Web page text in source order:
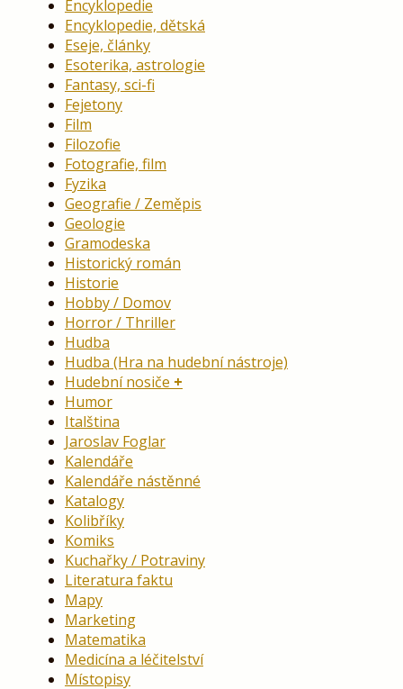
Encyklopedie
Encyklopedie, dětská
Eseje, články
Esoterika, astrologie
Fantasy, sci-fi
Fejetony
Film
Filozofie
Fotografie, film
Fyzika
Geografie / Zeměpis
Geologie
Gramodeska
Historický román
Historie
Hobby / Domov
Horror / Thriller
Hudba
Hudba (Hra na hudební nástroje)
Hudební nosiče
Humor
Italština
Jaroslav Foglar
Kalendáře
Kalendáře nástěnné
Katalogy
Kolibříky
Komiks
Kuchařky / Potraviny
Literatura faktu
Mapy
Marketing
Matematika
Medicína a léčitelství
Místopisy